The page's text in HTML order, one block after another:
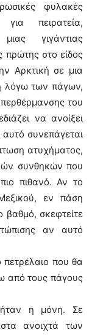
φυλακές
για πειρατεία,
γιγάντιας
πρώτης στο είδος
Αρκτική σε μια
λόγω των πάγων,
του
να ανοίξει
συνεπάγεται
ατυχήματος,
συνθηκών που
πιθανό. Αν το
εν πάση
βαθμό, σκεφτείτε
αν αυτό
πετρέλαιο που θα
από τους πάγους
η μόνη. Σε
στα ανοιχτά των